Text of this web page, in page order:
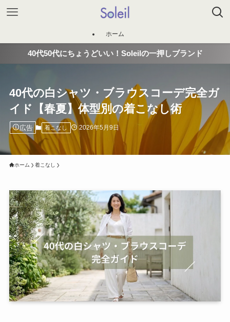
ホーム
40代50代にちょうどいい！Soleilの一押しブランド
40代の白シャツ・ブラウスコーデ完全ガ
イド【春夏】体型別の着こなし術
広告 着こなし 2026年5月9日
ホーム 着こなし